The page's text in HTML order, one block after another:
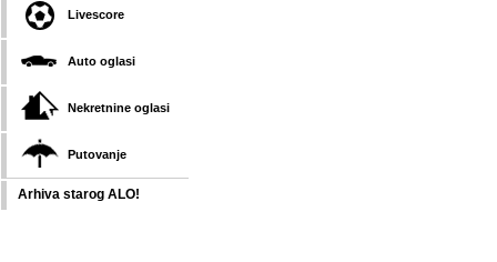
Livescore
Auto oglasi
Nekretnine oglasi
Putovanje
Arhiva starog ALO!